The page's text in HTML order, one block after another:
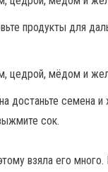
продукты для
достаньте семена
сок.
взяла его